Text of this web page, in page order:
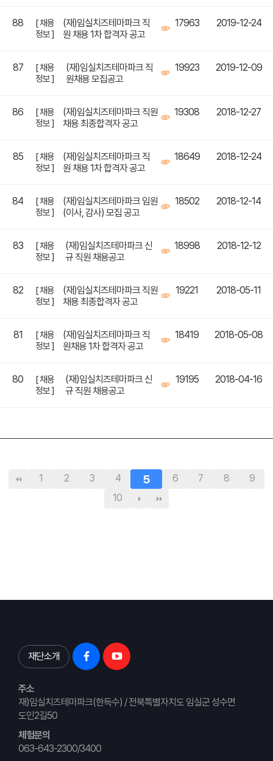
88
[ 채용
정보 ]
(재)임실치즈테마파크 직
원 채용 1차 합격자 공고
17963 2019-12-24
87
[ 채용
정보 ]
(재)임실치즈테마파크 직
원채용 모집공고
19923 2019-12-09
86
[ 채용
정보 ]
(재)임실치즈테마파크 직원
채용 최종합격자 공고
19308 2018-12-27
85
[ 채용
정보 ]
(재)임실치즈테마파크 직
원 채용 1차 합격자 공고
18649 2018-12-24
84
[ 채용
정보 ]
(재)임실치즈테마파크 임원
(이사, 감사) 모집 공고
18502 2018-12-14
83
[ 채용
정보 ]
(재)임실치즈테마파크 신
규 직원 채용공고
18998 2018-12-12
82
[ 채용
정보 ]
(재)임실치즈테마파크 직원
채용 최종합격자 공고
19221 2018-05-11
81
[ 채용
정보 ]
(재)임실치즈테마파크 직
원채용 1차 합격자 공고
18419 2018-05-08
80
[ 채용
정보 ]
(재)임실치즈테마파크 신
규 직원 채용공고
19195 2018-04-16
1 2 3 4 5 6 7 8
9
10
재단소개
주소
재)임실치즈테마파크(한득수) / 전북특별자치도 임실군 성수면
도인2길50
체험문의
063-643-2300/3400